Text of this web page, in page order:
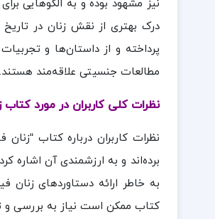
نیز مشهود بوده و به الگوهایی
درک بهتری از نقش زنان در
پرداخته و از داستان‌ها و
مطالعات جنسیتی علاقه‌مند هستند.
نظرات کلی کاربران در مورد
نظرات کاربران درباره کتاب
برده‌اند و به ارزشمندی آن اشاره
به خاطر ارائه دستاوردهای زنان
کتاب ممکن است نیاز به بررسی و